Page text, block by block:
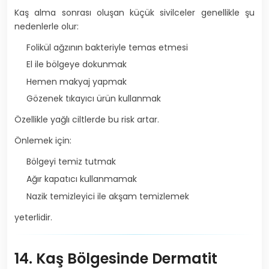
Kaş alma sonrası oluşan küçük sivilceler genellikle şu
nedenlerle olur:
Folikül ağzının bakteriyle temas etmesi
El ile bölgeye dokunmak
Hemen makyaj yapmak
Gözenek tıkayıcı ürün kullanmak
Özellikle yağlı ciltlerde bu risk artar.
Önlemek için:
Bölgeyi temiz tutmak
Ağır kapatıcı kullanmamak
Nazik temizleyici ile akşam temizlemek
yeterlidir.
14. Kaş Bölgesinde Dermatit